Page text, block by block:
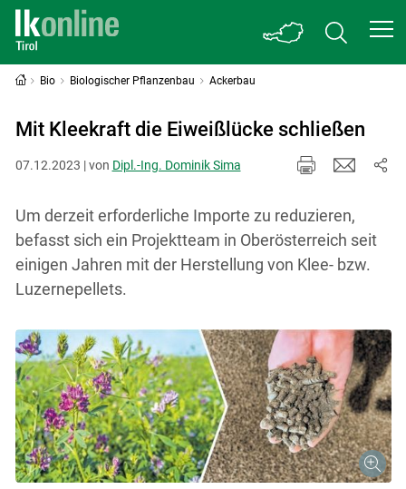
Bio Biologischer Pflanzenbau Ackerbau
Mit Kleekraft die Eiweißlücke schließen
07.12.2023 | von Dipl.-Ing. Dominik Sima
Um derzeit erforderliche Importe zu reduzieren,
befasst sich ein Projektteam in Oberösterreich seit
einigen Jahren mit der Herstellung von Klee- bzw.
Luzernepellets.